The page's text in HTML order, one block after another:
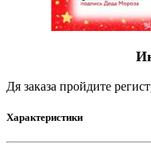
Дя заказа пройдите
Характеристики